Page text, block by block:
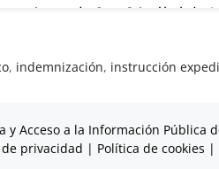
, indemnización, instrucción
Acceso a la Información Pública
privacidad | Política de cookies |